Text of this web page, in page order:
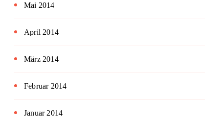
Mai 2014
April 2014
März 2014
Februar 2014
Januar 2014